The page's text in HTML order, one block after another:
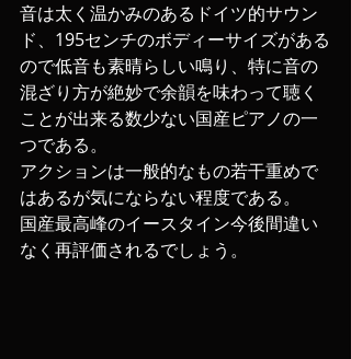
音は太く温かみのあるドイツ的サウン
ド、195センチのボディーサイズがある
ので低音も素晴らしい鳴り、特に音の
混ざり方が絶妙で余韻を味わって聴く
ことが出来る数少ない国産ピアノの一
つである。
アクションは一般的なもの若干重めで
はあるが気にならない程度である。
国産最高峰のイースタイン今後間違い
なく再評価されるでしょう。